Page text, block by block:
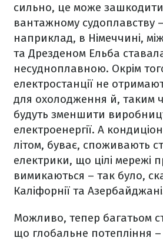
сильно, це може
вантажному судоплавству
наприклад, в Німеччині,
та Дрезденом Ельба
несудноплавною. Окрім
електростанції не
для охолодження й, таким
будуть зменшити
електроенергії. А
літом, буває, споживають
електрики, що цілі мережі
вимикаються – так було,
Каліфорнії та
Можливо, тепер багатьом
що глобальне потепління –